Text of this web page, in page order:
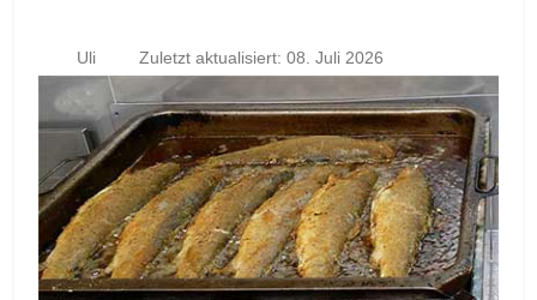
Uli Zuletzt aktualisiert: 08. Juli 2026